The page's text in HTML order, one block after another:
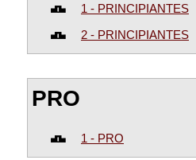
1 - PRINCIPIANTES
2 - PRINCIPIANTES
PRO
1 - PRO